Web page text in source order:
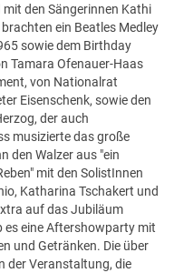
den Sängerinnen Kathi
ein Beatles Medley
sowie dem Birthday
Tamara Ofenauer-Haas
von Nationalrat
Eisenschenk, sowie den
der auch
musizierte das große
den Walzer aus "ein
mit den SolistInnen
Katharina Tschakert und
auf das Jubiläum
es eine Aftershowparty mit
und Getränken. Die über
der Veranstaltung, die